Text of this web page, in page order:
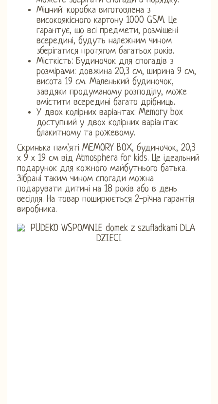
Міцний: коробка виготовлена ​​з
високоякісного картону 1000 GSM. Це
гарантує, що всі предмети, розміщені
всередині, будуть належним чином
зберігатися протягом багатьох років.
Місткість: Будиночок для спогадів з
розмірами: довжина 20,3 см, ширина 9 см,
висота 19 см. Маленький будиночок,
завдяки продуманому розподілу, може
вмістити всередині багато дрібниць.
У двох колірних варіантах: Memory box
доступний у двох колірних варіантах:
блакитному та рожевому.
Скринька пам'яті MEMORY BOX, будиночок, 20,3
х 9 х 19 см від Atmosphera for kids. Це ідеальний
подарунок для кожного майбутнього батька.
Зібрані таким чином спогади можна
подарувати дитині на 18 років або в день
весілля. На товар поширюється 2-річна гарантія
виробника.